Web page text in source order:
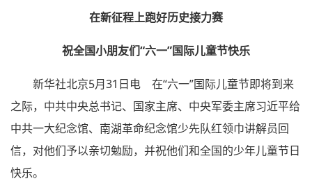
在新征程上跑好历史接力赛
祝全国小朋友们“六一”国际儿童节快乐
新华社北京5月31日电 在“六一”国际儿童节即将到来
之际，中共中央总书记、国家主席、中央军委主席习近平给
中共一大纪念馆、南湖革命纪念馆少先队红领巾讲解员回
信，对他们予以亲切勉励，并祝他们和全国的少年儿童节日
快乐。